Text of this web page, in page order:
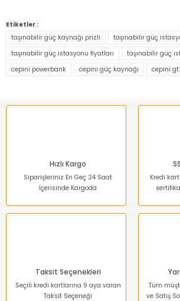
konularda yetersiz gördüğünüz noktaları
kullanarak tarafımıza iletebilirsiniz.
Görüş ve önerileriniz için teşekkür ederiz.
Ürün resmi kalitesiz, bozuk veya
Ürün bilgilerinde hatalar bulunuyor.
Etiketler :
taşınabilir güç kaynağı prizli
taşınabilir güç
taşınabilir güç istasyonu fiyatları
taşınabilir güç
cepini powerbank
cepini güç kaynağı cepini
Hızlı Kargo
Siparişleriniz En Geç 24 Saat
İçerisinde Kargoda
Kredi
Taksit Seçenekleri
Seçili kredi kartlarına 9 aya varan
Taksit Seçeneği
Tüm
ve Satış